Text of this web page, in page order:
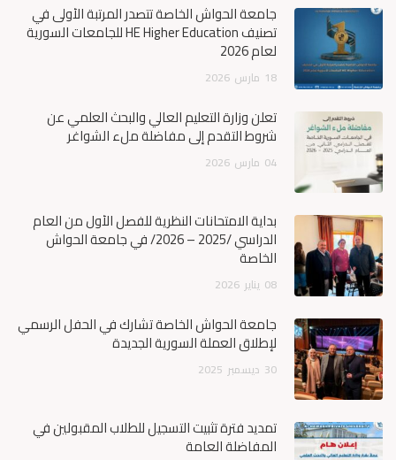
جامعة الحواش الخاصة تتصدر المرتبة الأولى في
تصنيف HE Higher Education للجامعات السورية
لعام 2026
18 مارس 2026
تعلن وزارة التعليم العالي والبحث العلمي عن
شروط التقدم إلى مفاضلة ملء الشواغر
04 مارس 2026
بداية الامتحانات النظرية للفصل الأول من العام
الدراسي /2025 – 2026/ في جامعة الحواش
الخاصة
08 يناير 2026
جامعة الحواش الخاصة تشارك في الحفل الرسمي
لإطلاق العملة السورية الجديدة
30 ديسمبر 2025
تمديد فترة تثبيت التسجيل للطلاب المقبولين في
المفاضلة العامة